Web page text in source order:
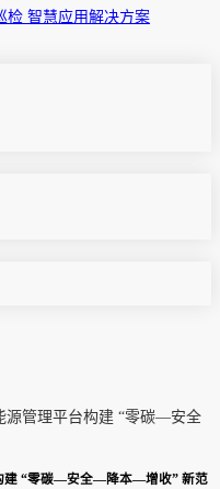
源管理平台构建 “零碳—安全
建 “零碳—安全—降本—增收” 新范